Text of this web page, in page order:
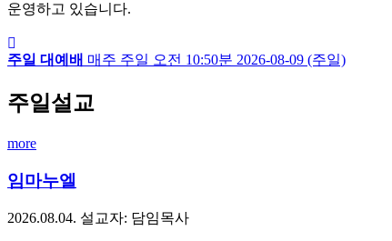
운영하고 있습니다.
주일 대예배 매주 주일 오전 10:50분 2026-08-09 (주일)
주일설교
more
임마누엘
2026.08.04. 설교자: 담임목사